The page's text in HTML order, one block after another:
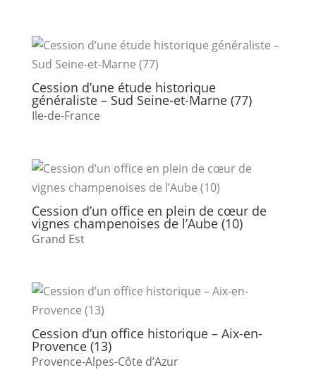
Cession d’une étude historique
généraliste – Sud Seine-et-Marne (77)
Ile-de-France
Cession d’un office en plein de cœur de
vignes champenoises de l’Aube (10)
Grand Est
Cession d’un office historique – Aix-en-
Provence (13)
Provence-Alpes-Côte d’Azur